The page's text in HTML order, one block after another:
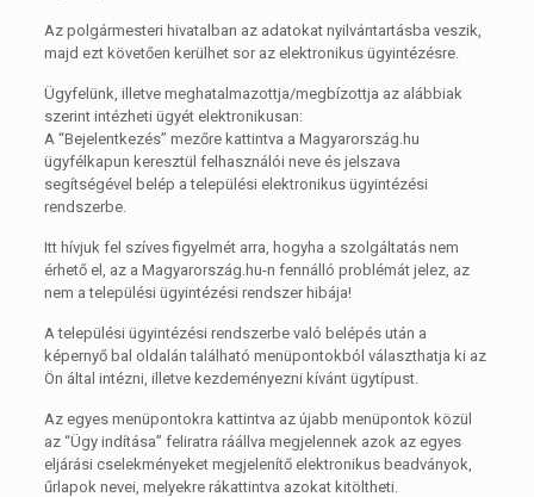
Az polgármesteri hivatalban az adatokat nyilvántartásba veszik,
majd ezt követően kerülhet sor az elektronikus ügyintézésre.
Ügyfelünk, illetve meghatalmazottja/megbízottja az alábbiak
szerint intézheti ügyét elektronikusan:
A “Bejelentkezés” mezőre kattintva a Magyarország.hu
ügyfélkapun keresztül felhasználói neve és jelszava
segítségével belép a települési elektronikus ügyintézési
rendszerbe.
Itt hívjuk fel szíves figyelmét arra, hogyha a szolgáltatás nem
érhető el, az a Magyarország.hu-n fennálló problémát jelez, az
nem a települési ügyintézési rendszer hibája!
A települési ügyintézési rendszerbe való belépés után a
képernyő bal oldalán található menüpontokból választhatja ki az
Ön által intézni, illetve kezdeményezni kívánt ügytípust.
Az egyes menüpontokra kattintva az újabb menüpontok közül
az “Ügy indítása” feliratra ráállva megjelennek azok az egyes
eljárási cselekményeket megjelenítő elektronikus beadványok,
űrlapok nevei, melyekre rákattintva azokat kitöltheti.